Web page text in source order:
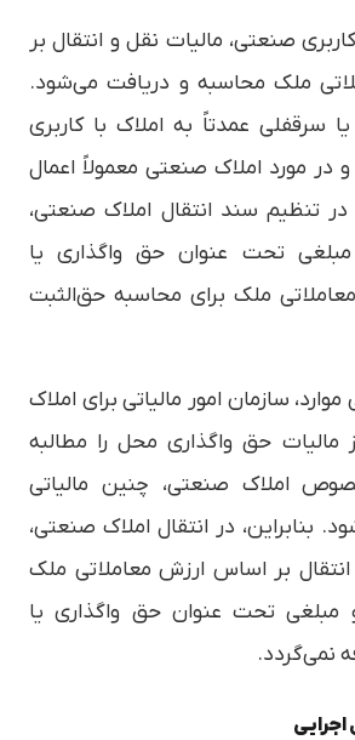
صنعتی، مالیات نقل و انتقال بر
ملک محاسبه و دریافت می‌شود.
سرقفلی عمدتاً به املاک با کاربری
در مورد املاک صنعتی معمولاً اعمال
در تنظیم سند انتقال املاک صنعتی،
مبلغی تحت عنوان حق واگذاری یا
ملک برای محاسبه حق‌الثبت
سازمان امور مالیاتی برای املاک
مالیات حق واگذاری محل را مطالبه
املاک صنعتی، چنین مالیاتی
بنابراین، در انتقال املاک صنعتی،
انتقال بر اساس ارزش معاملاتی ملک
تحت عنوان حق واگذاری یا
نمی‌گردد.